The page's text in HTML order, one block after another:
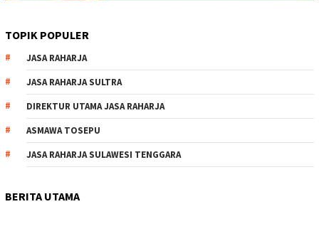
TOPIK POPULER
JASA RAHARJA
JASA RAHARJA SULTRA
DIREKTUR UTAMA JASA RAHARJA
ASMAWA TOSEPU
JASA RAHARJA SULAWESI TENGGARA
BERITA UTAMA